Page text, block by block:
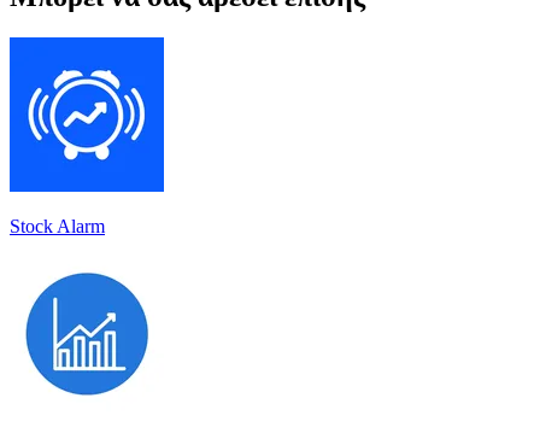
Stock Alarm